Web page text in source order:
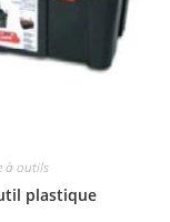
à outils
plastique